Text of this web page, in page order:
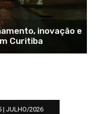
inovação e
Curitiba
| JULHO/2026